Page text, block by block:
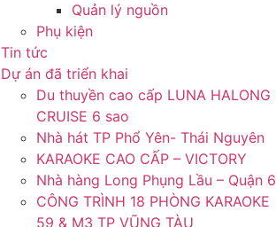
Quản lý nguồn
Phụ kiện
Tin tức
Dự án đã triển khai
Du thuyền cao cấp LUNA HALONG
CRUISE 6 sao
Nhà hát TP Phổ Yên- Thái Nguyên
KARAOKE CAO CẤP – VICTORY
Nhà hàng Long Phụng Lầu – Quận 6
CÔNG TRÌNH 18 PHÒNG KARAOKE
59 & M3 TP VŨNG TÀU